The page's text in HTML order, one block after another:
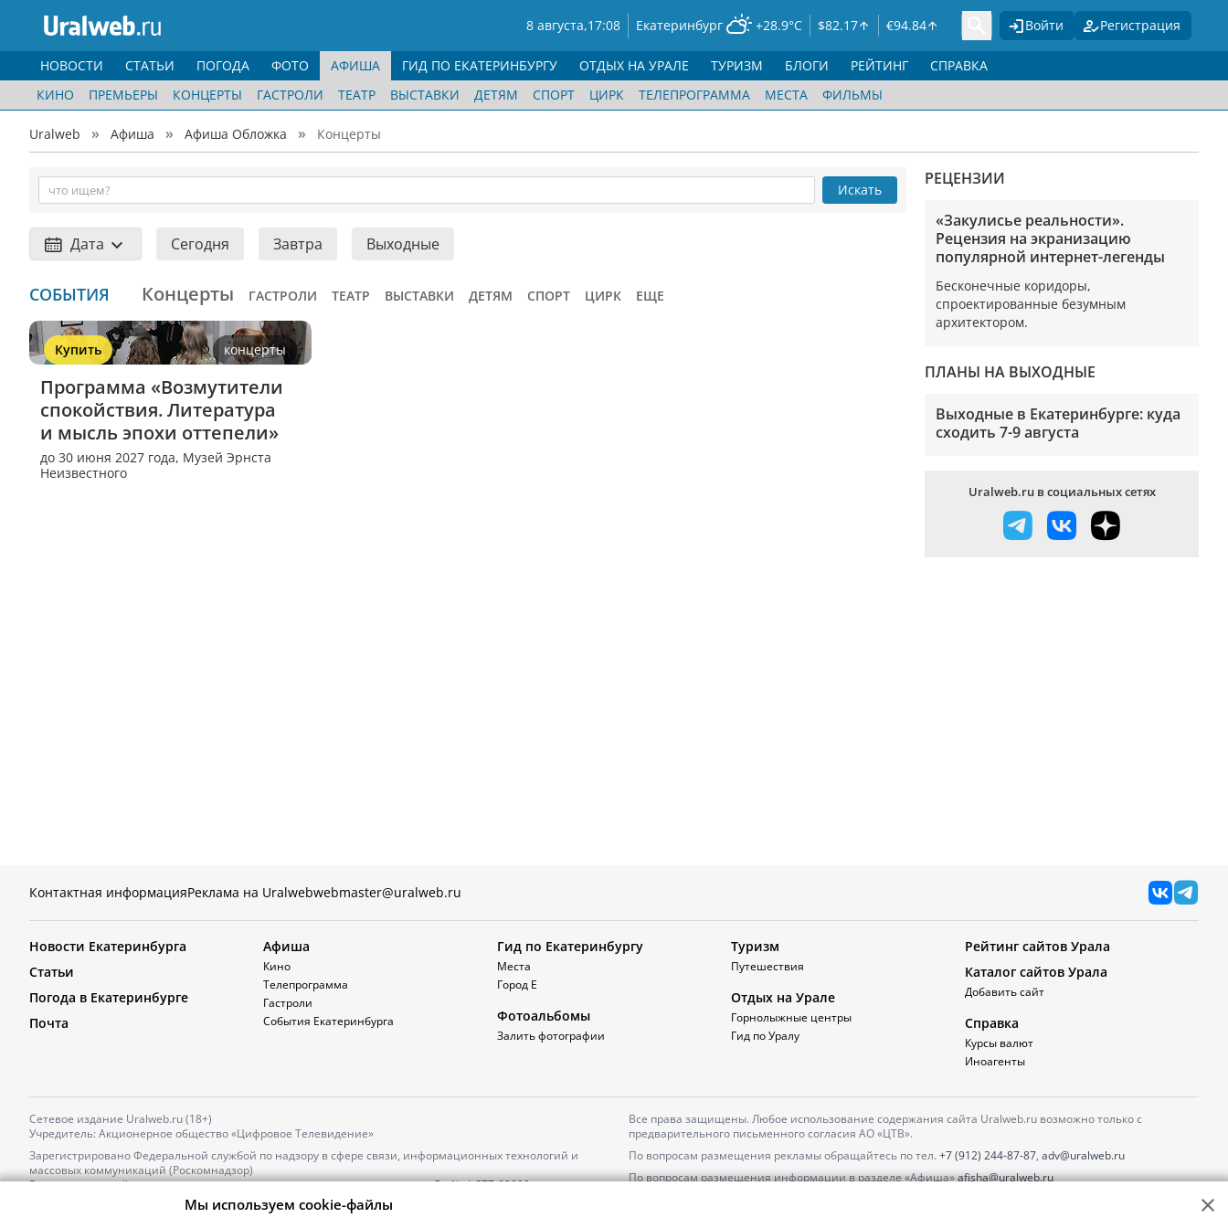
8 августа,17:08 Екатеринбург +28.9°C $82.17 €94.84 Войти Регистрация
НОВОСТИ СТАТЬИ ПОГОДА ФОТО
АФИША
КИНО
ПРЕМЬЕРЫ КОНЦЕРТЫ ГАСТРОЛИ ТЕАТР ВЫСТАВКИ ДЕТЯМ СПОРТ ЦИРК ТЕЛЕПРОГРАММА МЕСТА ФИЛЬМЫ
ГИД ПО ЕКАТЕРИНБУРГУ ОТДЫХ НА УРАЛЕ ТУРИЗМ БЛОГИ РЕЙТИНГ СПРАВКА
Uralweb Афиша Афиша Обложка Концерты
Искать
Дата Сегодня Завтра Выходные
СОБЫТИЯ Концерты ГАСТРОЛИ ТЕАТР ВЫСТАВКИ ДЕТЯМ СПОРТ ЦИРК ЕЩЕ
Купить концерты
Программа «Возмутители
спокойствия. Литература
и мысль эпохи оттепели»
до 30 июня 2027 года, Музей Эрнста
Неизвестного
РЕЦЕНЗИИ
«Закулисье реальности».
Рецензия на экранизацию
популярной интернет-легенды
Бесконечные коридоры,
спроектированные безумным
архитектором.
ПЛАНЫ НА ВЫХОДНЫЕ
Выходные в Екатеринбурге: куда
сходить 7-9 августа
Uralweb.ru в социальных сетях
Контактная информацияРеклама на Uralwebwebmaster@uralweb.ru
Новости Екатеринбурга
Статьи
Погода в Екатеринбурге
Почта
Афиша
Кино
Телепрограмма
Гастроли
События Екатеринбурга
Гид по Екатеринбургу
Места
Город Е
Фотоальбомы
Залить фотографии
Туризм
Путешествия
Отдых на Урале
Горнолыжные центры
Гид по Уралу
Рейтинг сайтов Урала
Каталог сайтов Урала
Добавить сайт
Справка
Курсы валют
Иноагенты
Сетевое издание Uralweb.ru (18+)
Учредитель: Акционерное общество «Цифровое Телевидение»
Зарегистрировано Федеральной службой по надзору в сфере связи, информационных технологий и
массовых коммуникаций (Роскомнадзор)
Регистрационный номер и дата принятия решения о регистрации: серияЭл № ФС77-82000
Все права защищены. Любое использование содержания сайта Uralweb.ru возможно только с
предварительного письменного согласия АО «ЦТВ».
По вопросам размещения рекламы обращайтесь по тел. +7 (912) 244-87-87, adv@uralweb.ru
По вопросам размещения информации в разделе «Афиша»afisha@uralweb.ru
Мы используем cookie-файлы